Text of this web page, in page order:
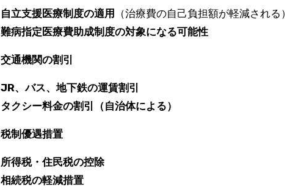
自立支援医療制度の適用
（治療費の自己負担額が軽減される
難病指定医療費助成制度の対象になる可能性
交通機関の割引
JR、バス、地下鉄の運賃割引
タクシー料金の割引（自治体による）
税制優遇措置
所得税・住民税の控除
相続税の軽減措置